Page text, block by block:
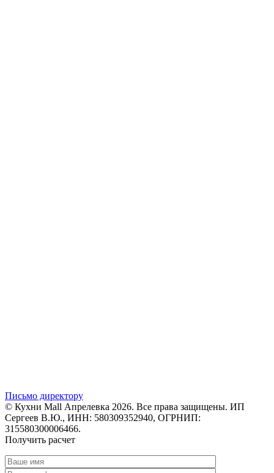
Письмо директору
© Кухни Mall Апрелевка 2026. Все права защищены. ИП
Сергеев В.Ю., ИНН: 580309352940, ОГРНИП:
315580300006466.
Получить расчет